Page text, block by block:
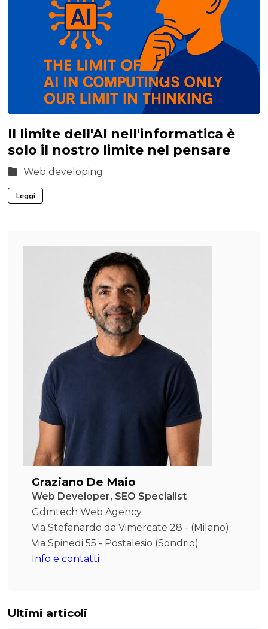
Il limite dell'AI nell'informatica è
solo il nostro limite nel pensare
Web developing
Leggi
Graziano De Maio
Web Developer, SEO Specialist
Gdmtech Web Agency
Via Stefanardo da Vimercate 28 - (Milano)
Via Spinedi 55 - Postalesio (Sondrio)
Info e contatti
Ultimi articoli